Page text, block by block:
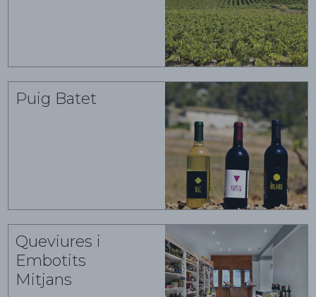
Puig Batet
Queviures i
Embotits
Mitjans